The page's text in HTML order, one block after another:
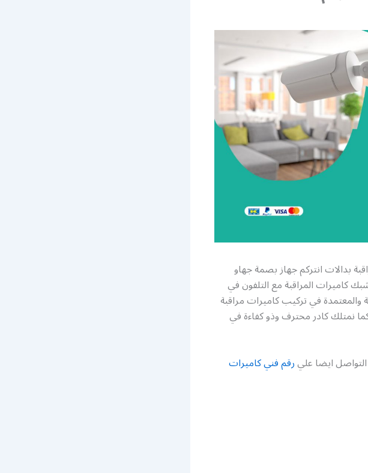
بدالات انتركم جهاز بصمة جهاو
كاميرات المراقبة مع التلفون في
في تركيب كاميرات مراقبة
نمتلك كادر محترف وذو كفاءة في
ايضا عليرقم فني كاميرات